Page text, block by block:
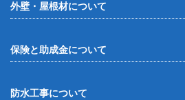
外壁・屋根材について
保険と助成金について
防水工事について